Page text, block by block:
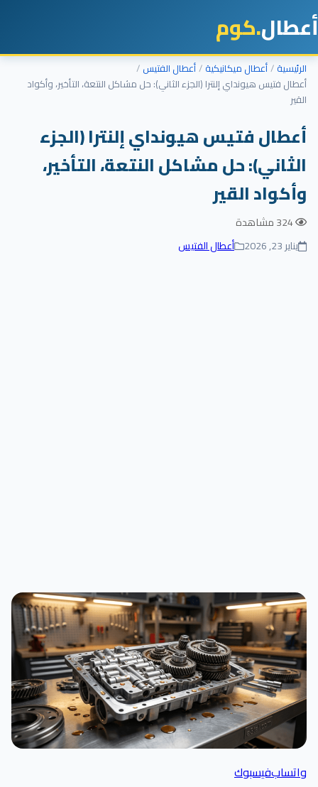
أعطال.كوم
الرئيسية أعطال ميكانيكية أعطال الفتيس
أعطال فتيس هيونداي إلنترا (الجزء الثاني): حل مشاكل النتعة، التأخير، وأكواد
القير
أعطال فتيس هيونداي إلنترا (الجزء
الثاني): حل مشاكل النتعة، التأخير،
وأكواد القير
يناير 23, 2026 أعطال الفتيس
واتسابفيسبوك